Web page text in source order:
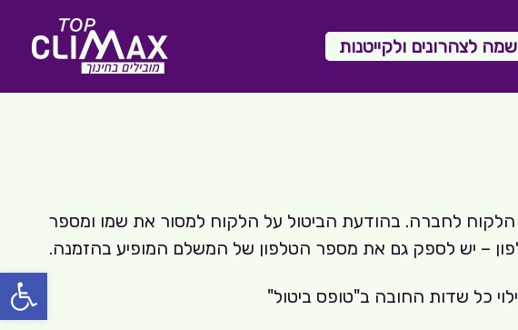
פתח
לצהרונים ולקייטנות
הלקוח לחברה. בהודעת הביטול על הלקוח למסור את שמו ומספר
– יש לספק גם את מספר הטלפון של המשלם המופיע בהזמנה.
כל שדות החובה ב"טופס ביטול"